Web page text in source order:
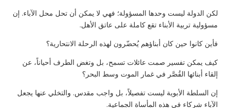
لكن الدولة ليست وحدها المسؤولة؛ فهي لا يمكن أن تحل محل الآباء. إن
مسؤولية تربية الأبناء تقع كاملة على عاتق الأهل.
فأين كانوا حين كان أبناؤهم يُحضّرون لهذه الرحلة الانتحارية؟
كيف يمكن تفسير صمت عائلات تسمح، بل وتغض الطرف أحياناً، عن
إلقاء أبنائها القُصَّر في غمار الموت وسط البحر؟
إن السلطة الأبوية ليست تفصيلاً، بل واجب مقدس. والتخلي عنها يجعل
الآباء شركاء في هذه المأساة الجماعية.